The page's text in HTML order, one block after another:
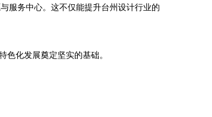
服务中心。这不仅能提升台州设计行业的
化发展奠定坚实的基础。